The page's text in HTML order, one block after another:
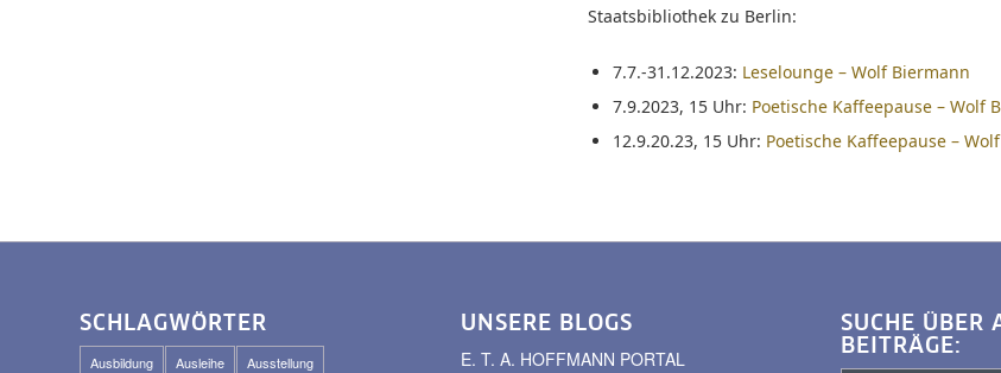
Staatsbibliothek zu Berlin:
7.7.-31.12.2023: Leselounge – Wolf Biermann
7.9.2023, 15 Uhr: Poetische Kaffeepause – Wolf
12.9.20.23, 15 Uhr: Poetische Kaffeepause –
SCHLAGWÖRTER
Ausbildung Ausleihe
Ausstellung
UNSERE BLOGS
E. T. A. HOFFMANN PORTAL
SUCHE ÜBER
BEITRÄGE: